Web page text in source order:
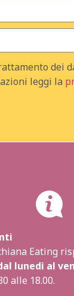
dei
leggi la
Eating
lunedì al
alle 18.00.